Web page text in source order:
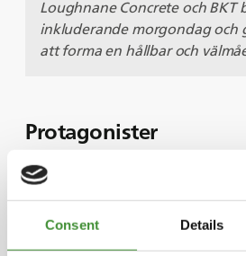
Consent Details
Loughnane Concrete och BKT
inkluderande morgondag och
att forma en hållbar och
Protagonister
Rachel Dermody